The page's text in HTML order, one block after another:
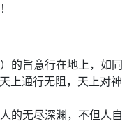
的旨意行在地上，如同
上通行无阻，天上对神
的无尽深渊，不但人自